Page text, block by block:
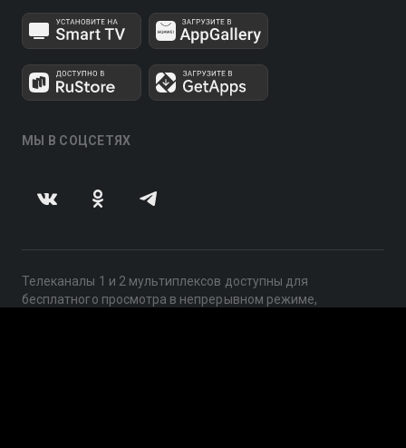
МЫ В СОЦСЕТЯХ
Телеканалы 1 и 2 мультиплексов доступны для
бесплатного просмотра в непрерывном режиме,